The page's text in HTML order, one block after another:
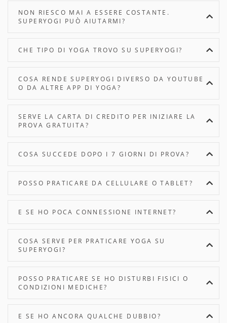
NON RIESCO MAI A ESSERE COSTANTE.
SUPERYOGI PUÒ AIUTARMI?
CHE TIPO DI YOGA TROVO SU SUPERYOGI?
COSA RENDE SUPERYOGI DIVERSO DA YOUTUBE
O DA ALTRE APP DI YOGA?
SERVE LA CARTA DI CREDITO PER INIZIARE LA
PROVA GRATUITA?
COSA SUCCEDE DOPO I 7 GIORNI DI PROVA?
POSSO PRATICARE DA CELLULARE O TABLET?
E SE HO POCA CONNESSIONE INTERNET?
COSA SERVE PER PRATICARE YOGA SU
SUPERYOGI?
POSSO PRATICARE SE HO DISTURBI FISICI O
CONDIZIONI MEDICHE?
E SE HO ANCORA QUALCHE DUBBIO?